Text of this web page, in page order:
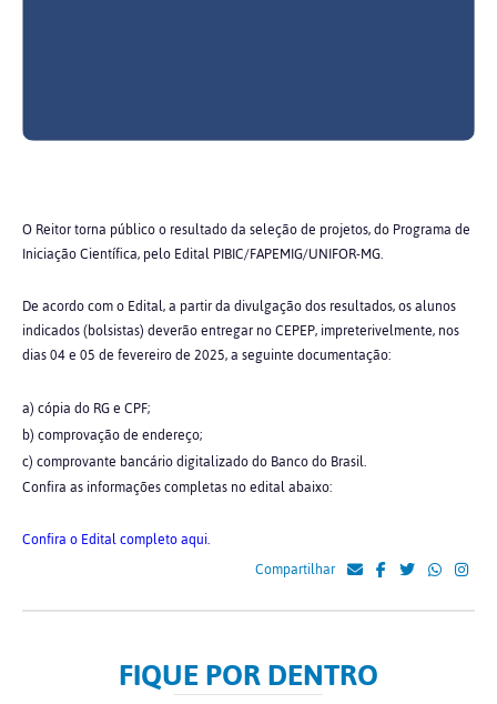
O Reitor torna público o resultado da seleção de projetos, do Programa de
Iniciação Científica, pelo Edital PIBIC/FAPEMIG/UNIFOR-MG.
De acordo com o Edital, a partir da divulgação dos resultados, os alunos
indicados (bolsistas) deverão entregar no CEPEP, impreterivelmente, nos
dias 04 e 05 de fevereiro de 2025, a seguinte documentação:
a) cópia do RG e CPF;
b) comprovação de endereço;
c) comprovante bancário digitalizado do Banco do Brasil.
Confira as informações completas no edital abaixo:
Confira o Edital completo aqui.
Compartilhar
FIQUE POR DENTRO